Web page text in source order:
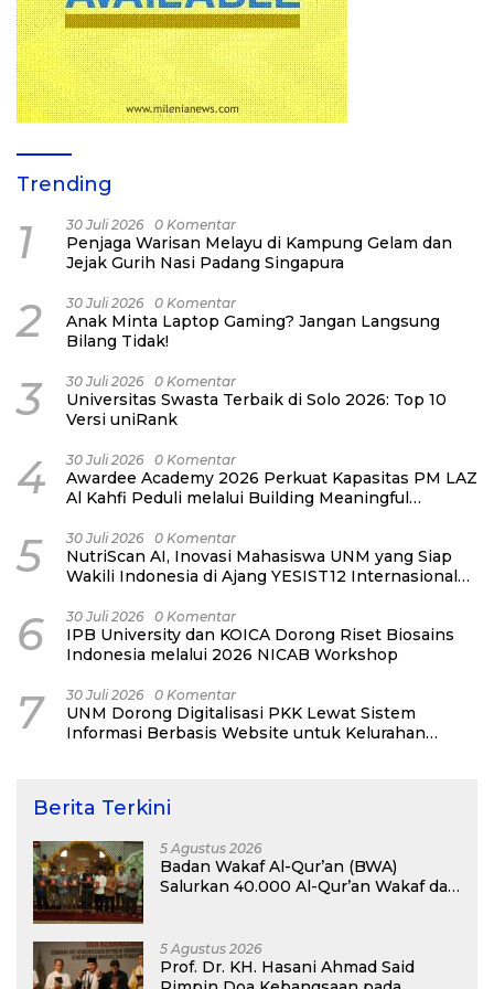
Trending
1 30 Juli 2026 0 Komentar
Penjaga Warisan Melayu di Kampung Gelam dan
Jejak Gurih Nasi Padang Singapura
2 30 Juli 2026 0 Komentar
Anak Minta Laptop Gaming? Jangan Langsung
Bilang Tidak!
3 30 Juli 2026 0 Komentar
Universitas Swasta Terbaik di Solo 2026: Top 10
Versi uniRank
4 30 Juli 2026 0 Komentar
Awardee Academy 2026 Perkuat Kapasitas PM LAZ
Al Kahfi Peduli melalui Building Meaningful
5 30 Juli 2026 0 Komentar
NutriScan AI, Inovasi Mahasiswa UNM yang Siap
Wakili Indonesia di Ajang YESIST12 Internasional
6 30 Juli 2026 0 Komentar
IPB University dan KOICA Dorong Riset Biosains
Indonesia melalui 2026 NICAB Workshop
7 30 Juli 2026 0 Komentar
UNM Dorong Digitalisasi PKK Lewat Sistem
Informasi Berbasis Website untuk Kelurahan
Berita Terkini
5 Agustus 2026
Badan Wakaf Al-Qur’an (BWA)
Salurkan 40.000 Al-Qur’an Wakaf dan
5 Agustus 2026
Prof. Dr. KH. Hasani Ahmad Said